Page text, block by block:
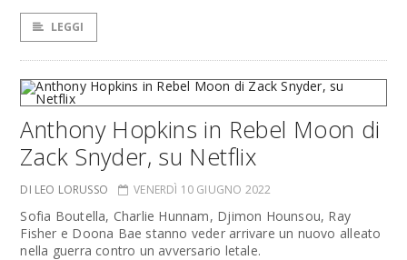
LEGGI
Anthony Hopkins in Rebel Moon di
Zack Snyder, su Netflix
DI LEO LORUSSO VENERDÌ 10 GIUGNO 2022
Sofia Boutella, Charlie Hunnam, Djimon Hounsou, Ray
Fisher e Doona Bae stanno veder arrivare un nuovo alleato
nella guerra contro un avversario letale.